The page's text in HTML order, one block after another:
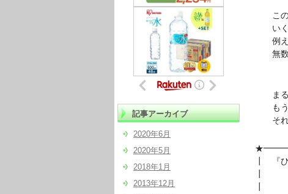
この
いく
例え
無数
まる
もう
それ
★━━━
┃ 『
┃ 中
記事アーカイブ
2020年6月
2020年5月
2018年1月
2013年12月